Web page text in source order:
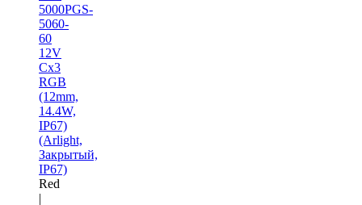
5000PGS-
5060-
60
12V
Cx3
RGB
(12mm,
14.4W,
IP67)
(Arlight,
Закрытый,
IP67)
Red
|